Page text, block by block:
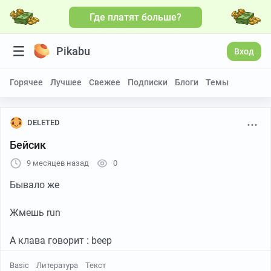
Где платят больше?
Pikabu Вход
Горячее Лучшее Свежее Подписки Блоги Темы
DELETED
Бейсик
9 месяцев назад 0
Бывало же
Жмешь run
А клава говорит : beep
Basic Литература Текст